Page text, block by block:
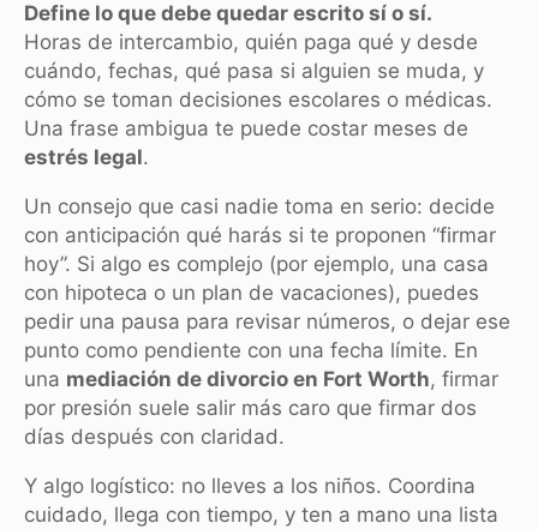
Define lo que debe quedar escrito sí o sí.
Horas de intercambio, quién paga qué y desde
cuándo, fechas, qué pasa si alguien se muda, y
cómo se toman decisiones escolares o médicas.
Una frase ambigua te puede costar meses de
estrés legal.
Un consejo que casi nadie toma en serio: decide
con anticipación qué harás si te proponen “firmar
hoy”. Si algo es complejo (por ejemplo, una casa
con hipoteca o un plan de vacaciones), puedes
pedir una pausa para revisar números, o dejar ese
punto como pendiente con una fecha límite. En
una mediación de divorcio en Fort Worth, firmar
por presión suele salir más caro que firmar dos
días después con claridad.
Y algo logístico: no lleves a los niños. Coordina
cuidado, llega con tiempo, y ten a mano una lista